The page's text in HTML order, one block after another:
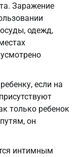
Заражение
одежд,
если на
только ребенок
он
интимным